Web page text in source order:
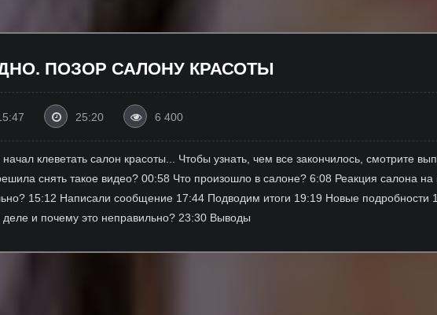
ПОЗОР САЛОНУ КРАСОТЫ
25:20 6 400
клеветать салон красоты... Чтобы узнать, чем все закончилось, смотрите
снять такое видео? 00:58 Что произошло в салоне? 6:08 Реакция салона на
15:12 Написали сообщение 17:44 Подводим итоги 19:19 Новые подробности
и почему это неправильно? 23:30 Выводы